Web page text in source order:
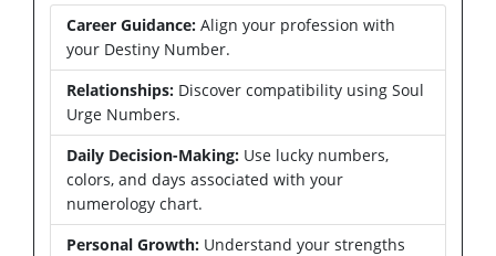
Career Guidance: Align your profession with
your Destiny Number.
Relationships: Discover compatibility using Soul
Urge Numbers.
Daily Decision-Making: Use lucky numbers,
colors, and days associated with your
numerology chart.
Personal Growth: Understand your strengths